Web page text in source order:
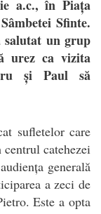
a.c., în Piața
Sfinte.
salutat un grup
urez ca vizita
și Paul să
sufletelor care
catehezei
generală
a zeci de
Este a opta